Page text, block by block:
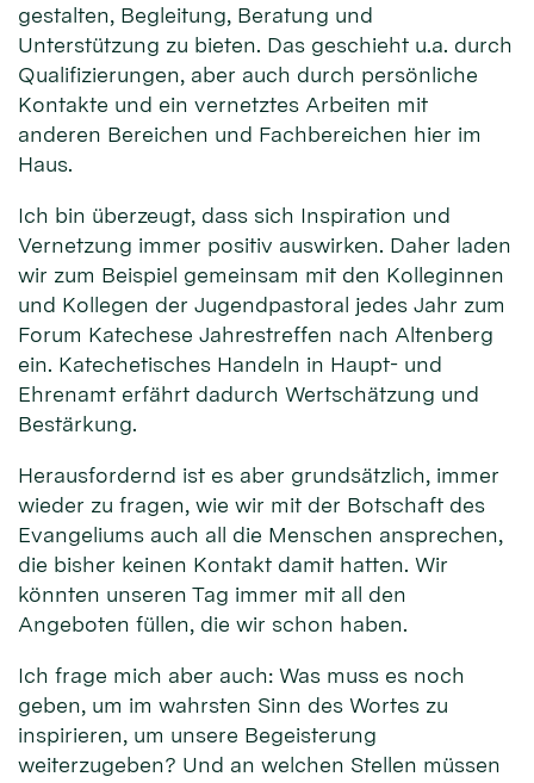
gestalten, Begleitung, Beratung und
Unterstützung zu bieten. Das geschieht u.a. durch
Qualifizierungen, aber auch durch persönliche
Kontakte und ein vernetztes Arbeiten mit
anderen Bereichen und Fachbereichen hier im
Haus.
Ich bin überzeugt, dass sich Inspiration und
Vernetzung immer positiv auswirken. Daher laden
wir zum Beispiel gemeinsam mit den Kolleginnen
und Kollegen der Jugendpastoral jedes Jahr zum
Forum Katechese Jahrestreffen nach Altenberg
ein. Katechetisches Handeln in Haupt- und
Ehrenamt erfährt dadurch Wertschätzung und
Bestärkung.
Herausfordernd ist es aber grundsätzlich, immer
wieder zu fragen, wie wir mit der Botschaft des
Evangeliums auch all die Menschen ansprechen,
die bisher keinen Kontakt damit hatten. Wir
könnten unseren Tag immer mit all den
Angeboten füllen, die wir schon haben.
Ich frage mich aber auch: Was muss es noch
geben, um im wahrsten Sinn des Wortes zu
inspirieren, um unsere Begeisterung
weiterzugeben? Und an welchen Stellen müssen